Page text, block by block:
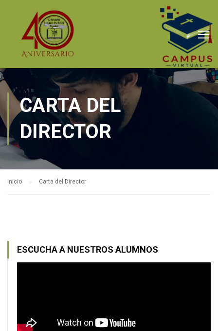
CARTA DEL
DIRECTOR
Inicio Carta del Director
ESCUCHA A NUESTROS ALUMNOS